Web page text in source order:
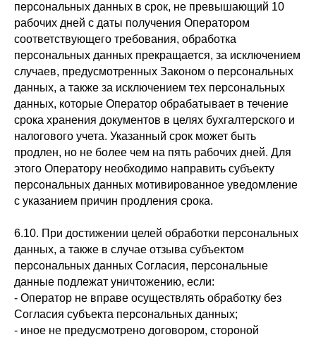
персональных данных в срок, не превышающий 10
рабочих дней с даты получения Оператором
соответствующего требования, обработка
персональных данных прекращается, за исключением
случаев, предусмотренных Законом о персональных
данных, а также за исключением тех персональных
данных, которые Оператор обрабатывает в течение
срока хранения документов в целях бухгалтерского и
налогового учета. Указанный срок может быть
продлен, но не более чем на пять рабочих дней. Для
этого Оператору необходимо направить субъекту
персональных данных мотивированное уведомление
с указанием причин продления срока.
6.10. При достижении целей обработки персональных
данных, а также в случае отзыва субъектом
персональных данных Согласия, персональные
данные подлежат уничтожению, если:
- Оператор не вправе осуществлять обработку без
Согласия субъекта персональных данных;
- иное не предусмотрено договором, стороной